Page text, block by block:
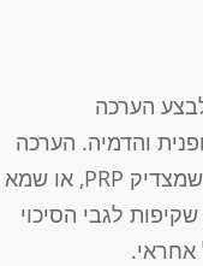
הערכה
והדמיה. הערכה
כזו מאפשרת לדעת אם הסחוס במצב שמצדיק PRP, או שמא
לגבי הסיכוי